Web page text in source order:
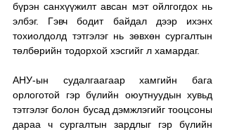
бүрэн санхүүжилт авсан мэт ойлгогдох нь
элбэг. Гэвч бодит байдал дээр ихэнх
тохиолдолд тэтгэлэг нь зөвхөн сургалтын
төлбөрийн тодорхой хэсгийг л хамардаг.
АНУ-ын судалгаагаар хамгийн бага
орлоготой гэр бүлийн оюутнуудын хувьд
тэтгэлэг болон бусад дэмжлэгийг тооцсоны
дараа ч сургалтын зардлыг гэр бүлийн